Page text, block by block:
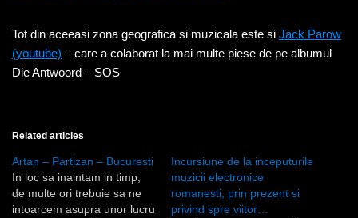
Tot din aceeasi zona geografica si muzicala este si Jack Parow
(youtube) – care a colaborat la mai multe piese de pe albumul
Die Antwoord – SOS
Related articles
Artan – Partizan – Bucuresti
In loc sa inaintam in timp,
de multe ori trebuie sa ne
intoarcem asupra unor lucru
Incursiune de la inceputurile
muzicii electronice
romanesti, prin prezent si
privind spre viitor…